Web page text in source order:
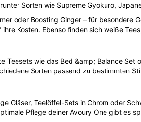
Sorten wie Supreme Gyokuro,
oder Boosting Ginger – für besondere
Kosten. Ebenso finden sich weiße
Teesets wie das Bed &amp; Balance
Sorten passend zu bestimmten
Gläser, Teelöffel-Sets in Chrom oder
Pflege deiner Avoury One gibt es